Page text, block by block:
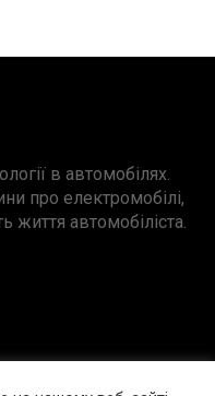
в автомобілях.
про електромобілі,
життя автомобіліста.